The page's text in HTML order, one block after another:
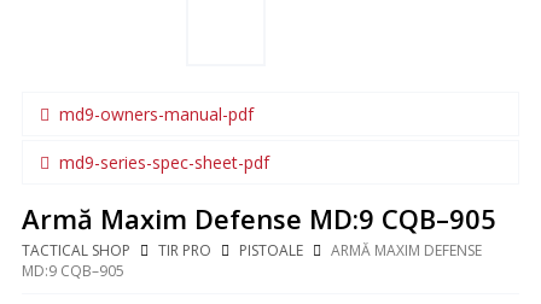
md9-owners-manual-pdf
md9-series-spec-sheet-pdf
Armă Maxim Defense MD:9 CQB–905
TACTICAL SHOP TIR PRO PISTOALE
ARMĂ MAXIM DEFENSE
MD:9 CQB–905